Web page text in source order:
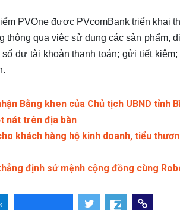
PVOne được PVcomBank triển khai
thông qua việc sử dụng các sản phẩm,
số dư tài khoản thanh toán; gửi tiết
Bằng khen của Chủ tịch UBND
nát trên địa bàn
khách hàng hộ kinh doanh, tiểu
định sứ mệnh cộng đồng cùng